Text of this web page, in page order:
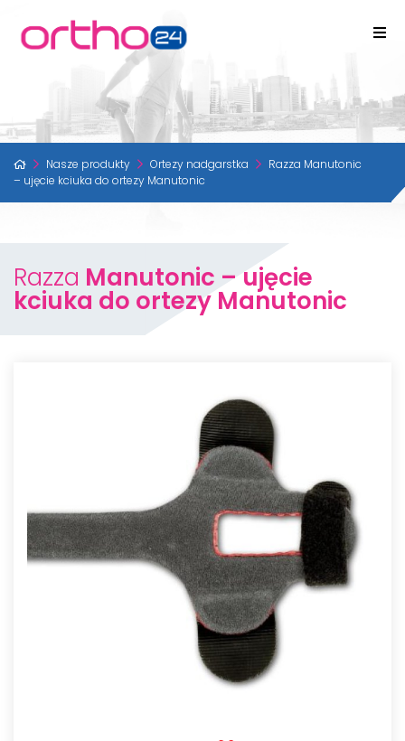
Nasze produkty Ortezy nadgarstka
Razza Manutonic
– ujęcie kciuka do ortezy Manutonic
Razza Manutonic – ujęcie
kciuka do ortezy Manutonic